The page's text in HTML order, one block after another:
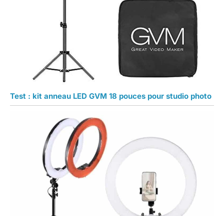
Test : kit anneau LED GVM 18 pouces pour studio photo